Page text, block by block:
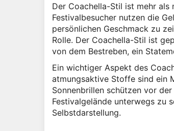
Der Coachella-Stil ist mehr
Festivalbesucher nutzen die
persönlichen Geschmack zu
Rolle. Der Coachella-Stil ist
von dem Bestreben, ein
Ein wichtiger Aspekt des
atmungsaktive Stoffe sind ein
Sonnenbrillen schützen vor
Festivalgelände unterwegs zu
Selbstdarstellung.